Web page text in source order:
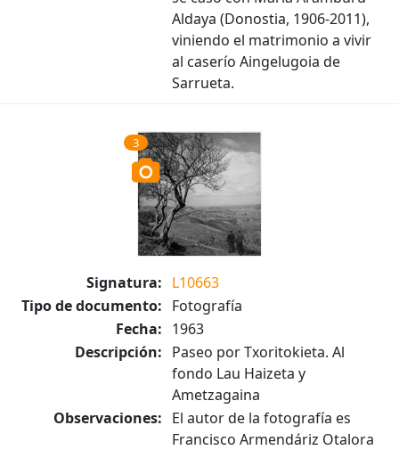
Aldaya (Donostia, 1906-2011),
viniendo el matrimonio a vivir
al caserío Aingelugoia de
Sarrueta.
3
Signatura: L10663
Tipo de documento: Fotografía
Fecha: 1963
Descripción: Paseo por Txoritokieta. Al
fondo Lau Haizeta y
Ametzagaina
Observaciones: El autor de la fotografía es
Francisco Armendáriz Otalora